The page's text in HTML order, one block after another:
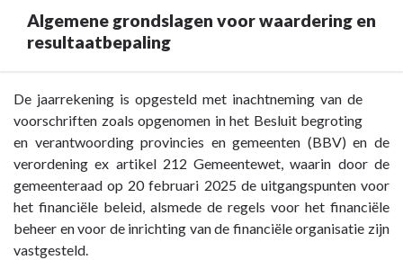
Algemene grondslagen voor waardering en
resultaatbepaling
Terug
naar
navigatie
Toelichting
op
balans
De jaarrekening is opgesteld met inachtneming van de
voorschriften zoals opgenomen in het Besluit begroting
en verantwoording provincies en gemeenten (BBV) en de
verordening ex artikel 212 Gemeentewet, waarin door de
gemeenteraad op 20 februari 2025 de uitgangspunten voor
het financiële beleid, alsmede de regels voor het financiële
beheer en voor de inrichting van de financiële organisatie zijn
vastgesteld.